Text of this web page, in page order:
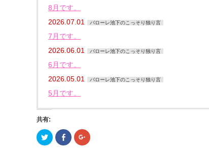
8月です。
2026.07.01
バローレ池下のこっそり独り言
7月です。
2026.06.01
バローレ池下のこっそり独り言
6月です。
2026.05.01
バローレ池下のこっそり独り言
5月です。
共有:
ク
リ
Facebook
で
ク
リ